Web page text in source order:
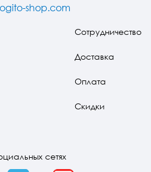
shop.com
Сотрудничество
Доставка
Оплата
Скидки
сетях